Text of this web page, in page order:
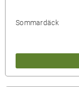
Sommardäck